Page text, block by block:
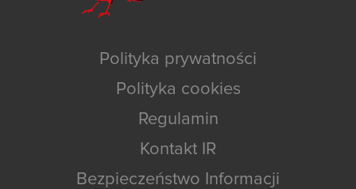
Polityka prywatności
Polityka cookies
Regulamin
Kontakt IR
Bezpieczeństwo Informacji